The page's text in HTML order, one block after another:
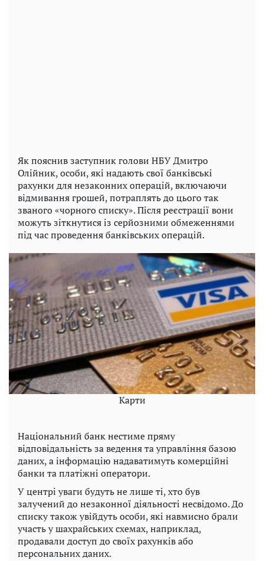
Як пояснив заступник голови НБУ Дмитро
Олійник, особи, які надають свої банківські
рахунки для незаконних операцій, включаючи
відмивання грошей, потраплять до цього так
званого «чорного списку». Після реєстрації вони
можуть зіткнутися із серйозними обмеженнями
під час проведення банківських операцій.
Карти
Національний банк нестиме пряму
відповідальність за ведення та управління базою
даних, а інформацію надаватимуть комерційні
банки та платіжні оператори.
У центрі уваги будуть не лише ті, хто був
залучений до незаконної діяльності несвідомо. До
списку також увійдуть особи, які навмисно брали
участь у шахрайських схемах, наприклад,
продавали доступ до своїх рахунків або
персональних даних.